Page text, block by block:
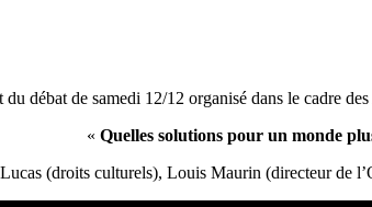
du débat de samedi 12/12 organisé dans le cadre
« Quelles solutions pour un monde
(droits culturels), Louis Maurin (directeur de